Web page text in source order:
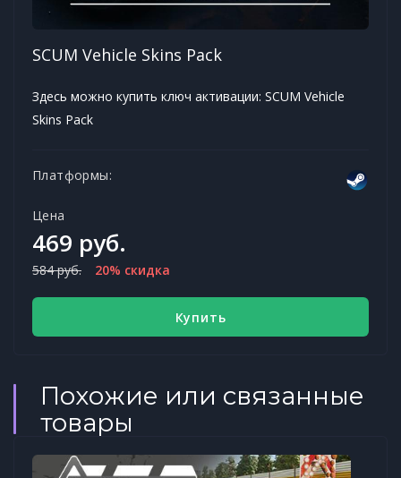
SCUM Vehicle Skins Pack
Здесь можно купить ключ активации: SCUM Vehicle
Skins Pack
Платформы:
Цена
469 руб.
584 руб. 20% скидка
Купить
Похожие или связанные
товары